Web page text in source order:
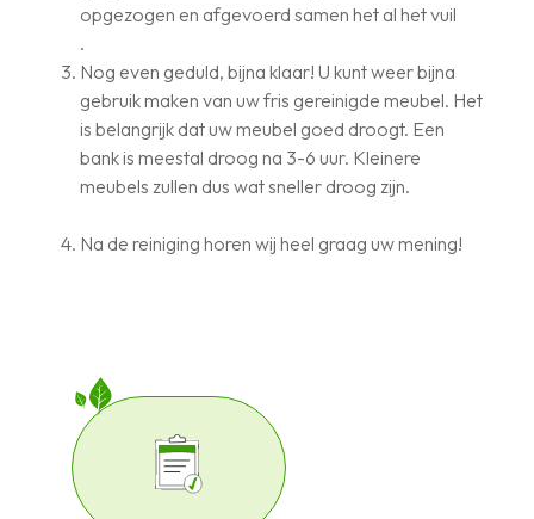
opgezogen en afgevoerd samen het al het vuil
.
Nog even geduld, bijna klaar! U kunt weer bijna
gebruik maken van uw fris gereinigde meubel. Het
is belangrijk dat uw meubel goed droogt. Een
bank is meestal droog na 3-6 uur. Kleinere
meubels zullen dus wat sneller droog zijn.
Na de reiniging horen wij heel graag uw mening!